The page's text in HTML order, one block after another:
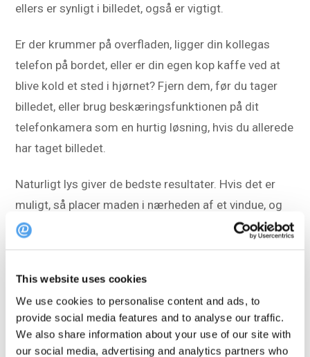
This website uses cookies
We use cookies to personalise content and ads, to
provide social media features and to analyse our traffic.
We also share information about your use of our site with
our social media, advertising and analytics partners who
ellers er synligt i billedet, også er vigtigt.
Er der krummer på overfladen, ligger din kollegas
telefon på bordet, eller er din egen kop kaffe ved at
blive kold et sted i hjørnet? Fjern dem, før du tager
billedet, eller brug beskæringsfunktionen på dit
telefonkamera som en hurtig løsning, hvis du allerede
har taget billedet.
Naturligt lys giver de bedste resultater. Hvis det er
muligt, så placer maden i nærheden af et vindue, og
prøv at sigte efter indirekte dagslys. Hvis lyset ikke er
5: Lad gæsterne være dine
indholdsskabere